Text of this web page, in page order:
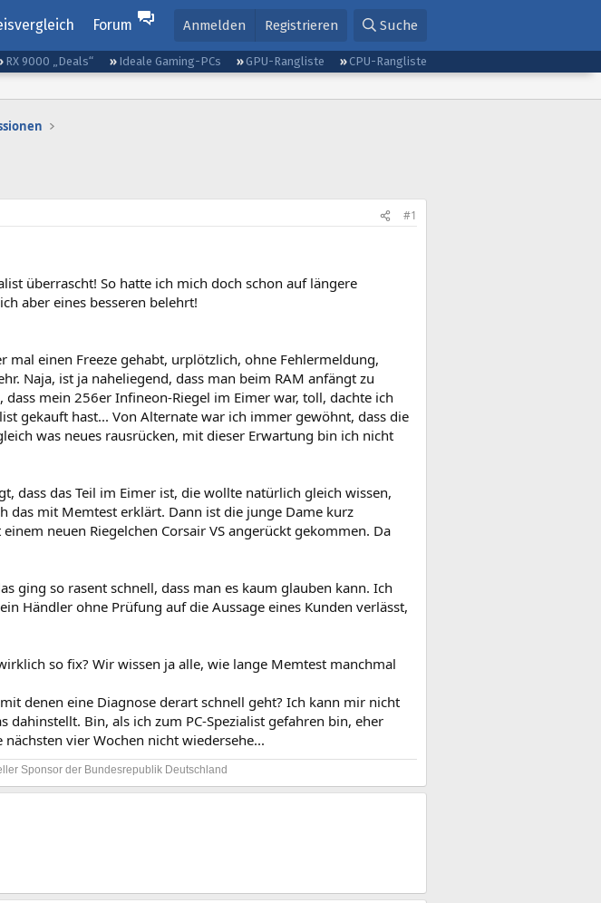
Forum Anmelden Registrieren Suche
RX 9000 „Deals“ Ideale Gaming-PCs GPU-Rangliste
CPU-Rangliste
#1
überrascht! So hatte ich mich doch schon auf längere
aber eines besseren belehrt!
einen Freeze gehabt, urplötzlich, ohne Fehlermeldung,
Naja, ist ja naheliegend, dass man beim RAM anfängt zu
mein 256er Infineon-Riegel im Eimer war, toll, dachte ich
gekauft hast... Von Alternate war ich immer gewöhnt, dass die
was neues rausrücken, mit dieser Erwartung bin ich nicht
dass das Teil im Eimer ist, die wollte natürlich gleich wissen,
das mit Memtest erklärt. Dann ist die junge Dame kurz
neuen Riegelchen Corsair VS angerückt gekommen. Da
ging so rasent schnell, dass man es kaum glauben kann. Ich
Händler ohne Prüfung auf die Aussage eines Kunden verlässt,
so fix? Wir wissen ja alle, wie lange Memtest manchmal
denen eine Diagnose derart schnell geht? Ich kann mir nicht
dahinstellt. Bin, als ich zum PC-Spezialist gefahren bin, eher
vier Wochen nicht wiedersehe...
Sponsor der Bundesrepublik Deutschland​